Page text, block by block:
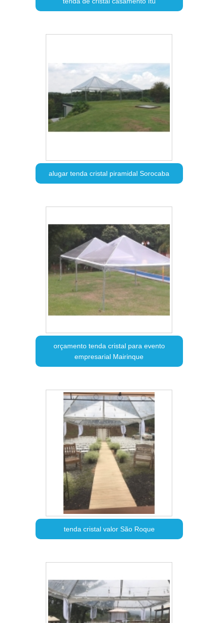
alugar tenda cristal piramidal Sorocaba
orçamento tenda cristal para evento
empresarial Mairinque
tenda cristal valor São Roque